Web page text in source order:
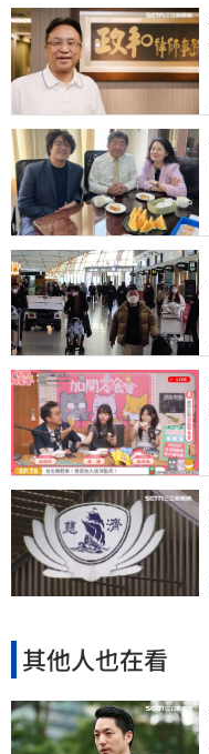
其他人也在看